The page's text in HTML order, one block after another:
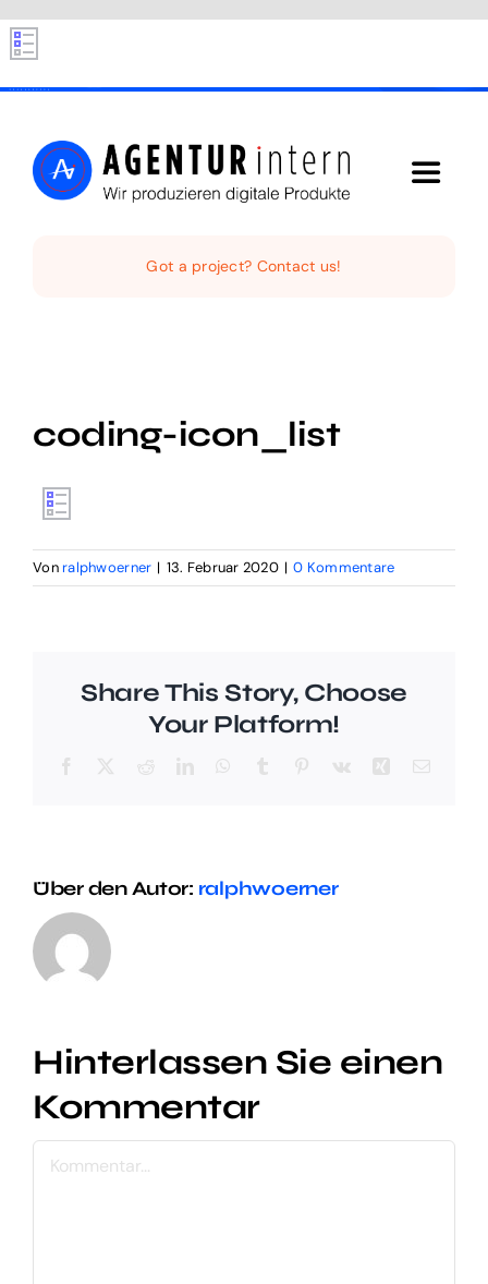
Skip
to
content
Toggle
Got a project? Contact us!
coding-icon_list
Vonralphwoerner | 13. Februar 2020 | 0 Kommentare
Share This Story, Choose
Your Platform!
Facebook RedditLinkedInWhatsApp
Tumblr Pinterest
Vk XingE-
Über den Autor: ralphwoerner
Hinterlassen Sie einen
Kommentar
Kommentar